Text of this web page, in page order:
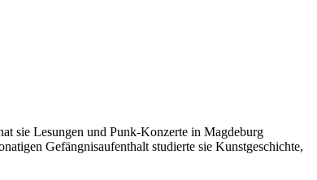
sie Lesungen und Punk-Konzerte in Magdeburg
Gefängnisaufenthalt studierte sie Kunstgeschichte,